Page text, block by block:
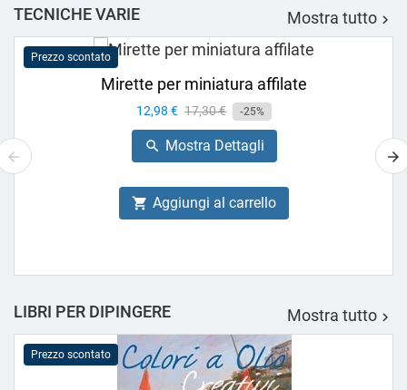
TECNICHE VARIE Mostra tutto 
Prezzo scontato
Mirette per miniatura affilate
Prezzo
12,98 € Prezzo
base
17,30 € -25%
 Mostra Dettagli
 Aggiungi al carrello
LIBRI PER DIPINGERE Mostra tutto 
Prezzo scontato